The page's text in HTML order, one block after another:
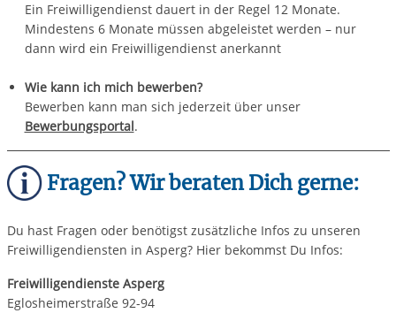
Ein Freiwilligendienst dauert in der Regel 12 Monate.
Mindestens 6 Monate müssen abgeleistet werden – nur
dann wird ein Freiwilligendienst anerkannt
Wie kann ich mich bewerben?
Bewerben kann man sich jederzeit über unser
Bewerbungsportal.
Fragen? Wir beraten Dich gerne:
Du hast Fragen oder benötigst zusätzliche Infos zu unseren
Freiwilligendiensten in Asperg? Hier bekommst Du Infos:
Freiwilligendienste Asperg
Eglosheimerstraße 92-94